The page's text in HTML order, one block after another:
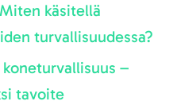
käsitellä
turvallisuudessa?
–
tavoite